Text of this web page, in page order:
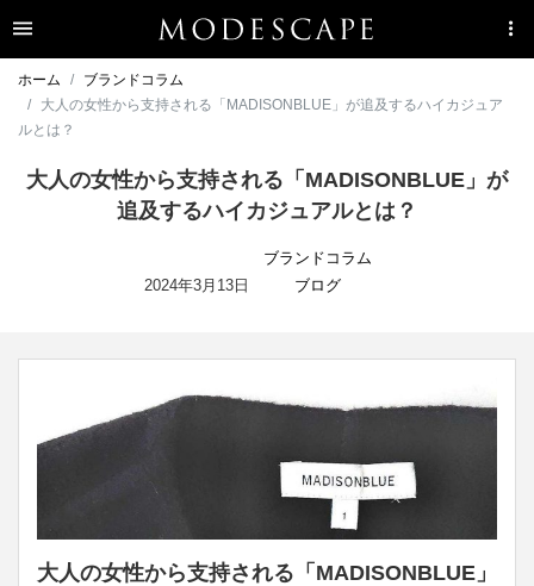
ホーム
ブランドコラム
大人の女性から支持される「MADISONBLUE」が追及するハイカジュア
ルとは？
大人の女性から支持される「MADISONBLUE」が
追及するハイカジュアルとは？
2024年3月13日
ブランドコラム
ブログ
大人の女性から支持される「MADISONBLUE」